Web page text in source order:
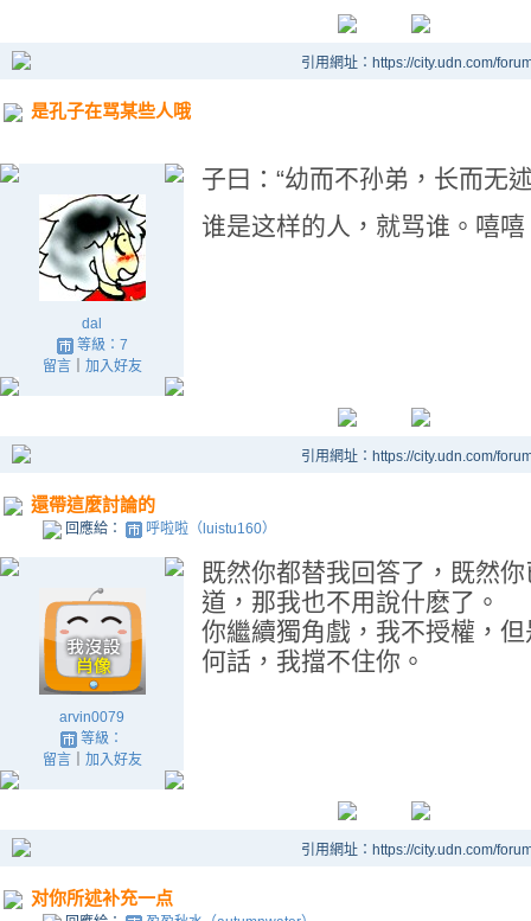
引用網址：https://city.udn.com/
是孔子在骂某些人哦
dal
等級：7
留言｜ 加入好友
子曰：“幼而不孙弟，长而无
谁是这样的人，就骂谁。嘻嘻
引用網址：https://city.udn.com/
還帶這麼討論的
回應給： 呼啦啦（luistu160）
arvin0079
等級：
留言｜ 加入好友
既然你都替我回答了，既然
道，那我也不用說什麽了。
你繼續獨角戲，我不授權，
何話，我擋不住你。
引用網址：https://city.udn.com/
对你所述补充一点